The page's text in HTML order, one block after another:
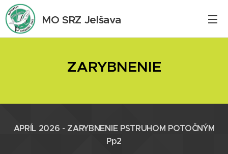
MO SRZ Jelšava
ZARYBNENIE
APRÍL 2026 - ZARYBNENIEPSTRUHOM POTOČNÝM
Pp2